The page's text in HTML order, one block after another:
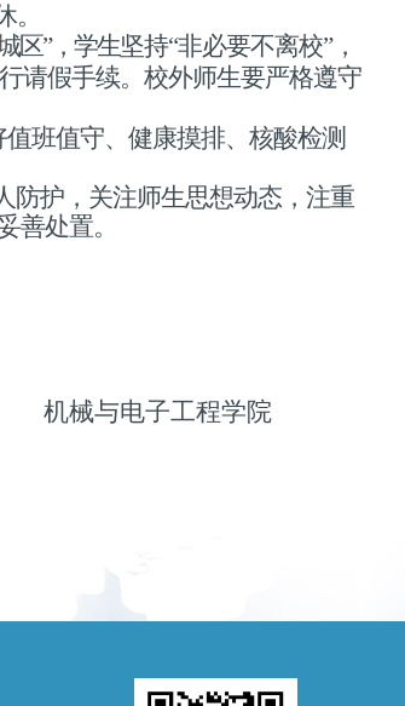
区”，学生坚持“非必要不离校”，
请假手续。校外师生要严格遵守
班值守、 健康摸排、核酸检测
防护，关注师生思想动态，注重
善处置。
机械与电子工程学院